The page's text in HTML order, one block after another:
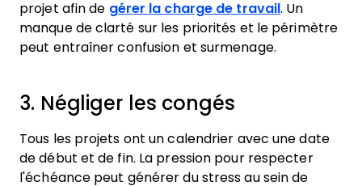
projet afin de gérer la charge de travail. Un
manque de clarté sur les priorités et le périmètre
peut entraîner confusion et surmenage.
3. Négliger les congés
Tous les projets ont un calendrier avec une date
de début et de fin. La pression pour respecter
l'échéance peut générer du stress au sein de